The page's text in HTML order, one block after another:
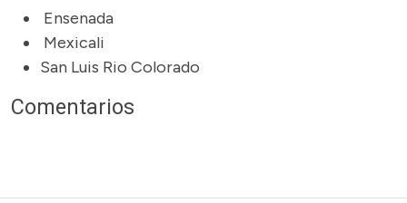
Ensenada
Mexicali
San Luis Rio Colorado
Comentarios